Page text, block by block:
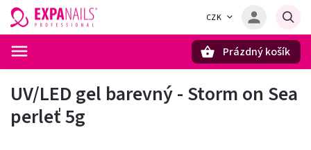
CZK
Prázdný košík
UV/LED gel barevný - Storm on Sea
perleť 5g